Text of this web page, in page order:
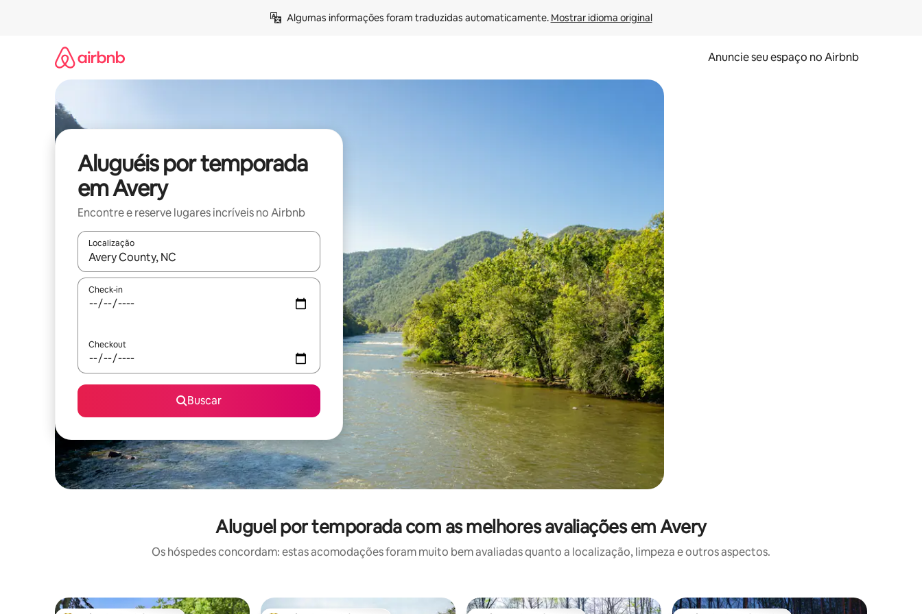
Algumas informações foram traduzidas automaticamente. Mostrar idioma original
Anuncie seu espaço no Airbnb
Aluguéis por temporada
em Avery
Encontre e reserve lugares incríveis no Airbnb
Localização
Quando os resultados estiverem disponíveis, explore-os usando as seta para cima e para baixo do teclado ou tocando e deslizando o dedo na tela.
Check-in
Checkout
Buscar
Aluguel por temporada com as melhores avaliações em Avery
Os hóspedes concordam: estas acomodações foram muito bem avaliadas quanto a localização, limpeza e outros aspectos.